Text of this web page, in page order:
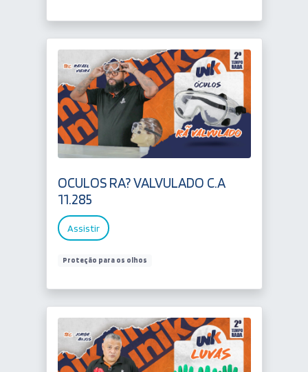
OCULOS RA? VALVULADO C.A
11.285
Assistir
Proteção para os olhos